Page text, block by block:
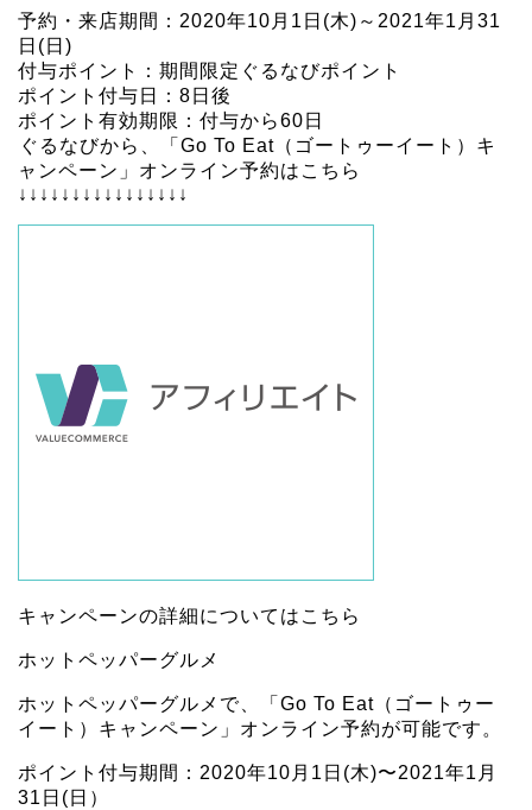
予約・来店期間：2020年10月1日(木)～2021年1月31
日(日)
付与ポイント：期間限定ぐるなびポイント
ポイント付与日：8日後
ポイント有効期限：付与から60日
ぐるなびから、「Go To Eat（ゴートゥーイート）キ
ャンペーン」オンライン予約はこちら
↓↓↓↓↓↓↓↓↓↓↓↓↓↓↓↓
キャンペーンの詳細については こちら
ホットペッパーグルメ
ホットペッパーグルメで、「Go To Eat（ゴートゥー
イート）キャンペーン」オンライン予約が可能です。
ポイント付与期間：2020年10月1日(木)〜2021年1月
31日(日）